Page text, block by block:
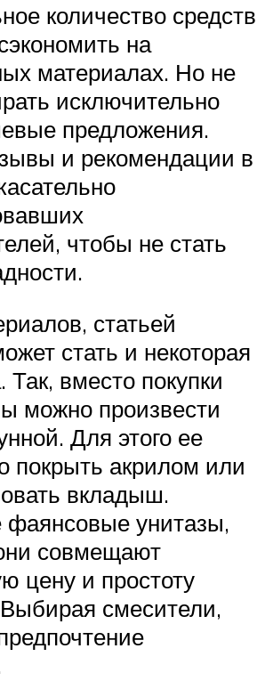
количество средств
на
материалах. Но не
исключительно
предложения.
и рекомендации в
чтобы не стать
статьей
стать и некоторая
Так, вместо покупки
можно произвести
Для этого ее
покрыть акрилом или
вкладыш.
унитазы,
совмещают
цену и простоту
смесители,